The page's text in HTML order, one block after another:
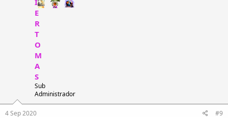
I
E
R
T
O
M
A
S
Sub
Administrador
4 Sep 2020 #9